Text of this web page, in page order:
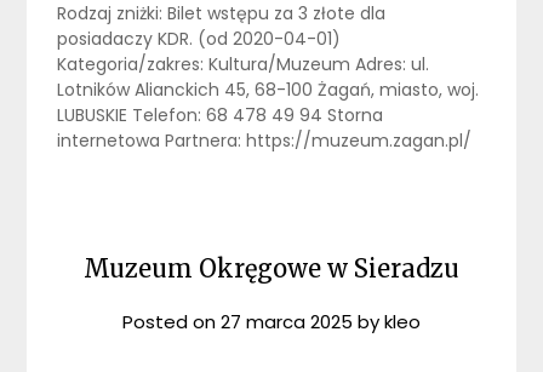
Rodzaj zniżki: Bilet wstępu za 3 złote dla
posiadaczy KDR. (od 2020-04-01)
Kategoria/zakres: Kultura/Muzeum Adres: ul.
Lotników Alianckich 45, 68-100 Żagań, miasto, woj.
LUBUSKIE Telefon: 68 478 49 94 Storna
internetowa Partnera: https://muzeum.zagan.pl/
Muzeum Okręgowe w Sieradzu
Posted on27 marca 2025 bykleo